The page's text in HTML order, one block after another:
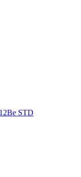
STD